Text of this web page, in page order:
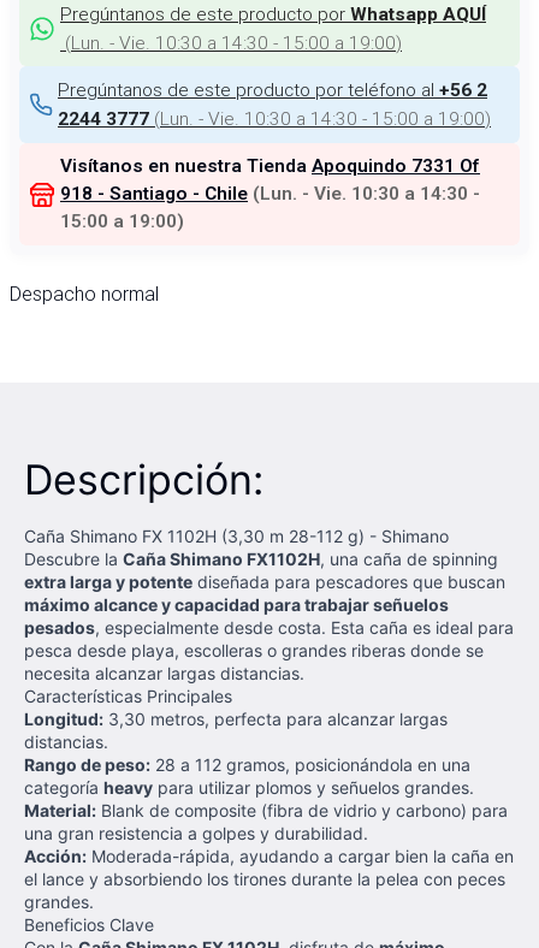
Pregúntanos de este producto por Whatsapp AQUÍ
(Lun. - Vie. 10:30 a 14:30 - 15:00 a 19:00)
Pregúntanos de este producto por teléfono al +56 2
2244 3777 (Lun. - Vie. 10:30 a 14:30 - 15:00 a 19:00)
Visítanos en nuestra Tienda Apoquindo 7331 Of
918 - Santiago - Chile (Lun. - Vie. 10:30 a 14:30 -
15:00 a 19:00)
Despacho normal
Descripción:
Caña Shimano FX 1102H (3,30 m 28-112 g) - Shimano
Descubre la Caña Shimano FX1102H, una caña de spinning
extra larga y potente diseñada para pescadores que buscan
máximo alcance y capacidad para trabajar señuelos
pesados, especialmente desde costa. Esta caña es ideal para
pesca desde playa, escolleras o grandes riberas donde se
necesita alcanzar largas distancias.
Características Principales
Longitud: 3,30 metros, perfecta para alcanzar largas
distancias.
Rango de peso: 28 a 112 gramos, posicionándola en una
categoría heavy para utilizar plomos y señuelos grandes.
Material: Blank de composite (fibra de vidrio y carbono) para
una gran resistencia a golpes y durabilidad.
Acción: Moderada-rápida, ayudando a cargar bien la caña en
el lance y absorbiendo los tirones durante la pelea con peces
grandes.
Beneficios Clave